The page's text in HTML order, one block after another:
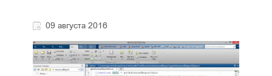
09 августа 2016